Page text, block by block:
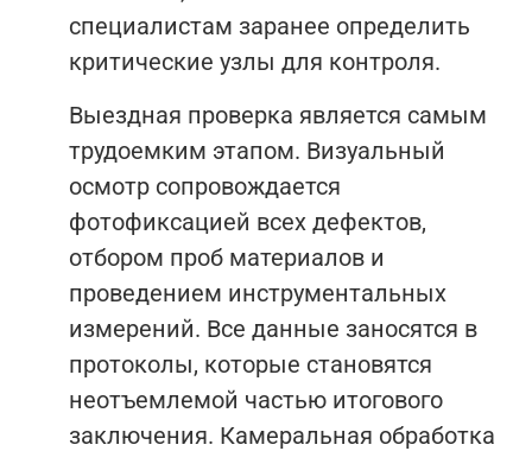
специалистам заранее определить
критические узлы для контроля.
Выездная проверка является самым
трудоемким этапом. Визуальный
осмотр сопровождается
фотофиксацией всех дефектов,
отбором проб материалов и
проведением инструментальных
измерений. Все данные заносятся в
протоколы, которые становятся
неотъемлемой частью итогового
заключения. Камеральная обработка